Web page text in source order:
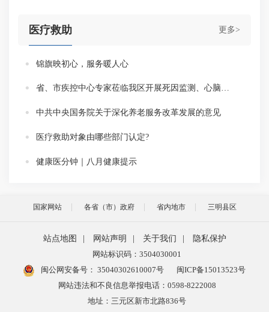
更多>
医疗救助
锦旗映初心，服务暖人心
省、市疾控中心专家莅临我区开展死因监测、心脑血管事件报告工作督导
中共中央国务院关于深化养老服务改革发展的意见
医疗救助对象由哪些部门认定?
健康医分钟｜八月健康提示
国家网站 各省（市）政府 省内地市 三明县区
站点地图 | 网站声明 | 关于我们 |
隐私保护
网站标识码：3504030001
闽公网安备号： 35040302610007号
闽ICP备15013523号
网站违法和不良信息举报电话：0598-8222008
地址：三元区新市北路836号